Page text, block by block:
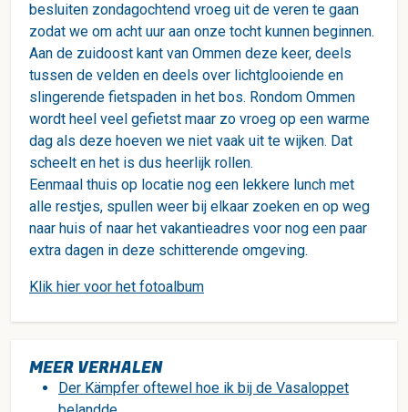
besluiten zondagochtend vroeg uit de veren te gaan
zodat we om acht uur aan onze tocht kunnen beginnen.
Aan de zuidoost kant van Ommen deze keer, deels
tussen de velden en deels over lichtglooiende en
slingerende fietspaden in het bos. Rondom Ommen
wordt heel veel gefietst maar zo vroeg op een warme
dag als deze hoeven we niet vaak uit te wijken. Dat
scheelt en het is dus heerlijk rollen.
Eenmaal thuis op locatie nog een lekkere lunch met
alle restjes, spullen weer bij elkaar zoeken en op weg
naar huis of naar het vakantieadres voor nog een paar
extra dagen in deze schitterende omgeving.
Klik hier voor het fotoalbum
MEER VERHALEN
Der Kämpfer oftewel hoe ik bij de Vasaloppet